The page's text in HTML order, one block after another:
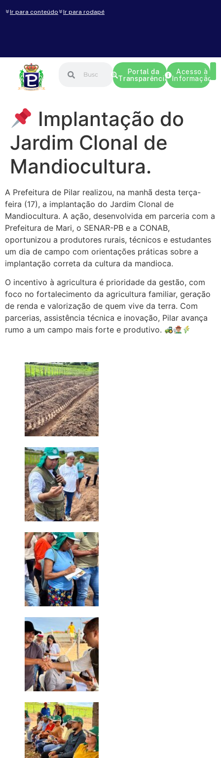
Ir para conteúdo Ir para rodapé
Portal da
Transparência
Acesso à
Informação
Implantação do
Jardim Clonal de
Mandiocultura.
A Prefeitura de Pilar realizou, na manhã desta terça-
feira (17), a implantação do Jardim Clonal de
Mandiocultura. A ação, desenvolvida em parceria com a
Prefeitura de Mari, o SENAR-PB e a CONAB,
oportunizou a produtores rurais, técnicos e estudantes
um dia de campo com orientações práticas sobre a
implantação correta da cultura da mandioca.
O incentivo à agricultura é prioridade da gestão, com
foco no fortalecimento da agricultura familiar, geração
de renda e valorização de quem vive da terra. Com
parcerias, assistência técnica e inovação, Pilar avança
rumo a um campo mais forte e produtivo.